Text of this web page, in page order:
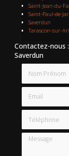
Saint-Jean-du-
Saint-Paul-de-
Saverdun
Tarascon-sur-
Contactez-nous
Saverdun
Email
Téléphone
Message